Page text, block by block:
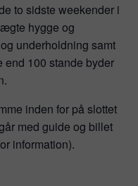
to sidste weekender i
hygge og
underholdning samt
100 stande byder
inden for på slottet
med guide og billet
information).